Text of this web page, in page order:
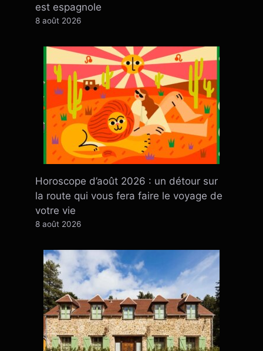
est espagnole
8 août 2026
Horoscope d’août 2026 : un détour sur
la route qui vous fera faire le voyage de
votre vie
8 août 2026